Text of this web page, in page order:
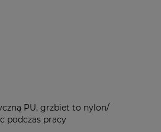
PU, grzbiet to nylon/
podczas pracy